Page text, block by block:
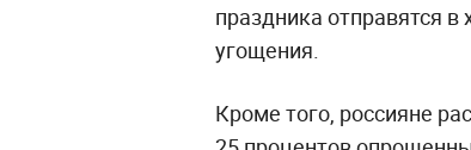
праздника отправятся
угощения.
Кроме того, россияне